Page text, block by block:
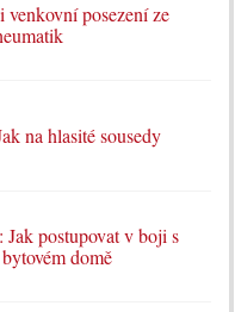
venkovní posezení ze
na hlasité sousedy
Jak postupovat v boji s
domě